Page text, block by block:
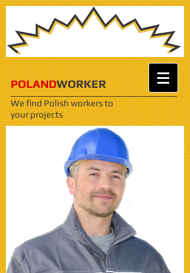
POLANDWORKER
We find Polish workersto
your projects